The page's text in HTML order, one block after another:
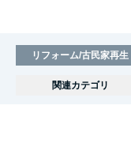
リフォーム/古民家再生
関連カテゴリ